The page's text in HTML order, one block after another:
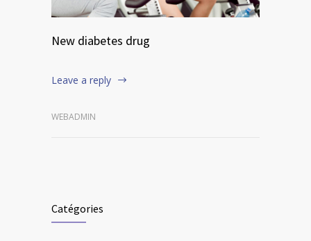
New diabetes drug
Leave a reply
WEBADMIN
Catégories